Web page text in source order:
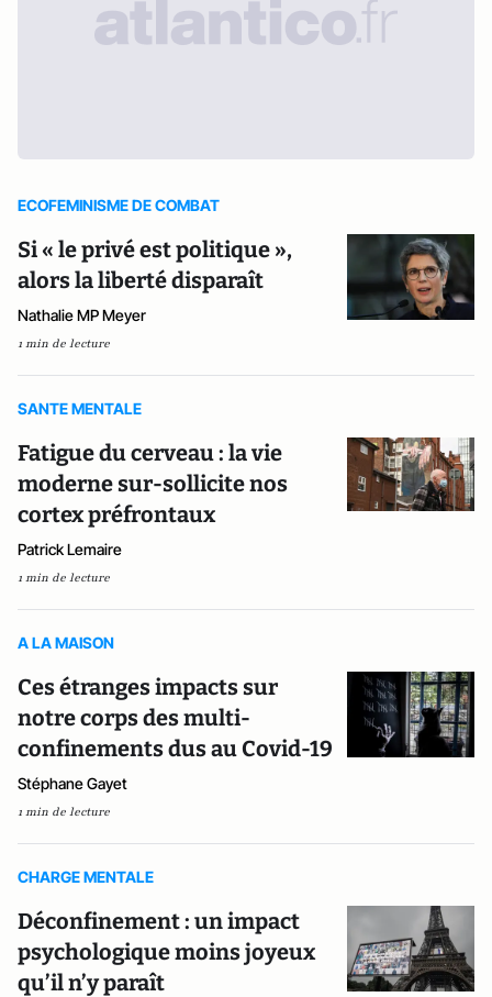
ECOFEMINISME DE COMBAT
Si « le privé est politique »,
alors la liberté disparaît
Nathalie MP Meyer
1 min de lecture
SANTE MENTALE
Fatigue du cerveau : la vie
moderne sur-sollicite nos
cortex préfrontaux
Patrick Lemaire
1 min de lecture
A LA MAISON
Ces étranges impacts sur
notre corps des multi-
confinements dus au Covid-19
Stéphane Gayet
1 min de lecture
CHARGE MENTALE
Déconfinement : un impact
psychologique moins joyeux
qu’il n’y paraît